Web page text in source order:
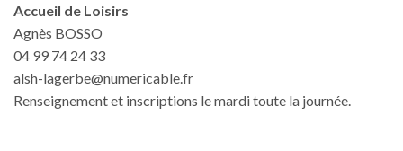
Accueil de Loisirs
Agnès BOSSO
04 99 74 24 33
alsh-lagerbe@numericable.fr
Renseignement et inscriptions le mardi toute la journée.